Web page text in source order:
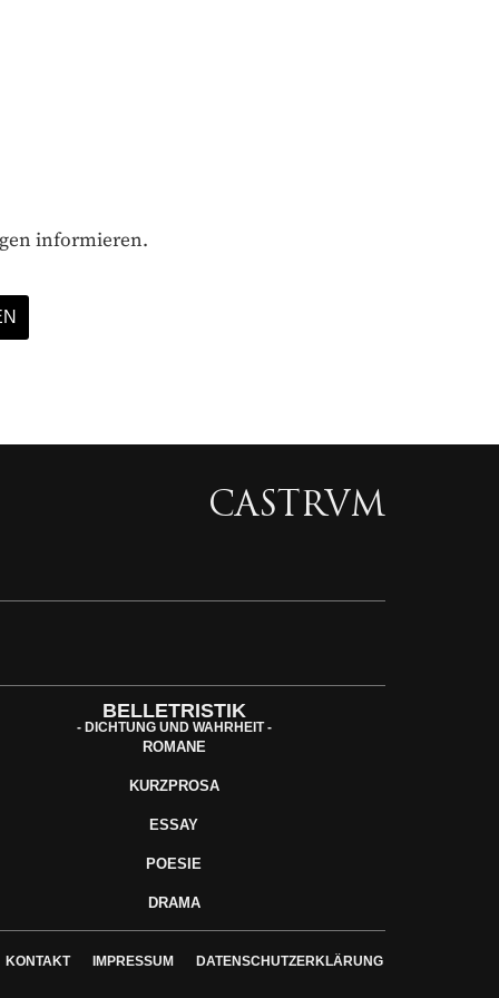
informieren.
CASTRVM
BELLETRISTIK
- DICHTUNG UND WAHRHEIT -
ROMANE
KURZPROSA
ESSAY
POESIE
DRAMA
KONTAKT IMPRESSUM DATENSCHUTZERKLÄRUNG